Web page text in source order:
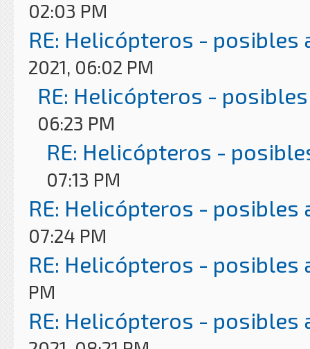
02:03 PM
RE: Helicópteros - posibles
2021, 06:02 PM
RE: Helicópteros -
06:23 PM
RE: Helicópteros -
07:13 PM
RE: Helicópteros - posibles
07:24 PM
RE: Helicópteros - posibles
PM
RE: Helicópteros - posibles